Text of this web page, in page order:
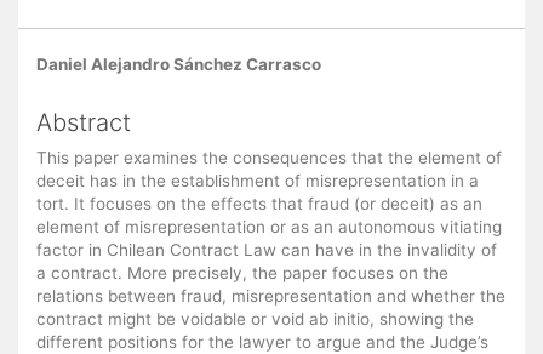
Main
Content
Daniel Alejandro Sánchez Carrasco
Abstract
This paper examines the consequences that the element of
deceit has in the establishment of misrepresentation in a
tort. It focuses on the effects that fraud (or deceit) as an
element of misrepresentation or as an autonomous vitiating
factor in Chilean Contract Law can have in the invalidity of
a contract. More precisely, the paper focuses on the
relations between fraud, misrepresentation and whether the
contract might be voidable or void ab initio, showing the
different positions for the lawyer to argue and the Judge’s